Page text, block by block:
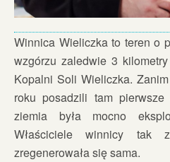
Winnica Wieliczka to teren o
wzgórzu zaledwie 3
Kopalni Soli Wieliczka.
roku posadzili tam
ziemia była mocno
Właściciele winnicy tak
zregenerowała się sama.